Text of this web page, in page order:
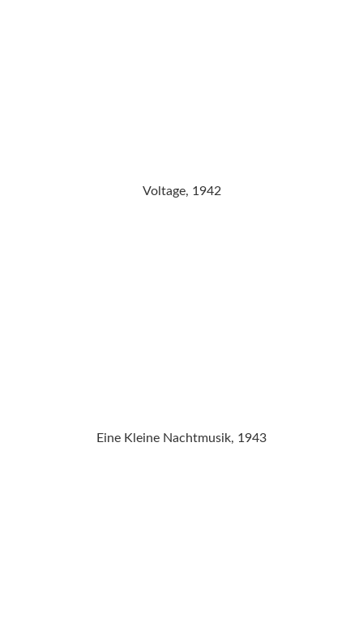
Voltage, 1942
Eine Kleine Nachtmusik, 1943